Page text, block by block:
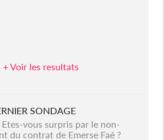
+ Voir les resultats
SONDAGE
vous surpris par le non-
du contrat de Emerse Faé ?